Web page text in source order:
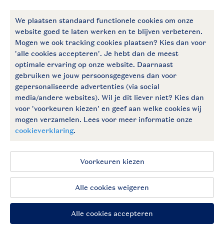
Follow Us
facebookinstagram
Blijf op de hoogte
Toegankelijkheid © 2026 Landal